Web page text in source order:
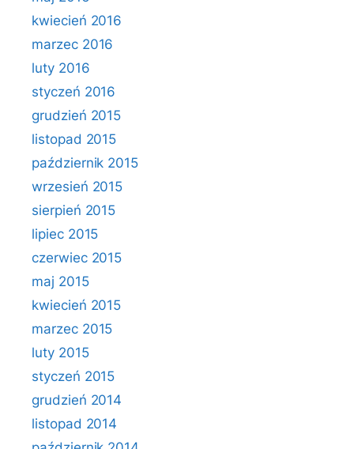
kwiecień 2016
marzec 2016
luty 2016
styczeń 2016
grudzień 2015
listopad 2015
październik 2015
wrzesień 2015
sierpień 2015
lipiec 2015
czerwiec 2015
maj 2015
kwiecień 2015
marzec 2015
luty 2015
styczeń 2015
grudzień 2014
listopad 2014